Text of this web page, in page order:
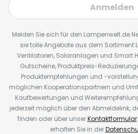
Anmelden
Melden Sie sich für den Lampenwelt.de
sie tolle Angebote aus dem Sortiment
Ventilatoren, Solaranlagen und Smart
Gutscheine, Produktpreis-
Produktempfehlungen und -
möglichen Kooperationspartnern und
Kaufbewertungen und
jederzeit möglich über den Abmeldelink,
finden oder über unserKontaktformular
erhalten Sie in der